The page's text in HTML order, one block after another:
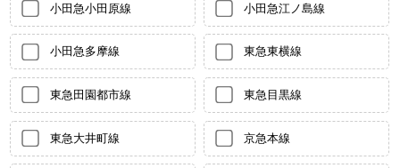
小田急小田原線 小田急江ノ島線
小田急多摩線 東急東横線
東急田園都市線 東急目黒線
東急大井町線 京急本線